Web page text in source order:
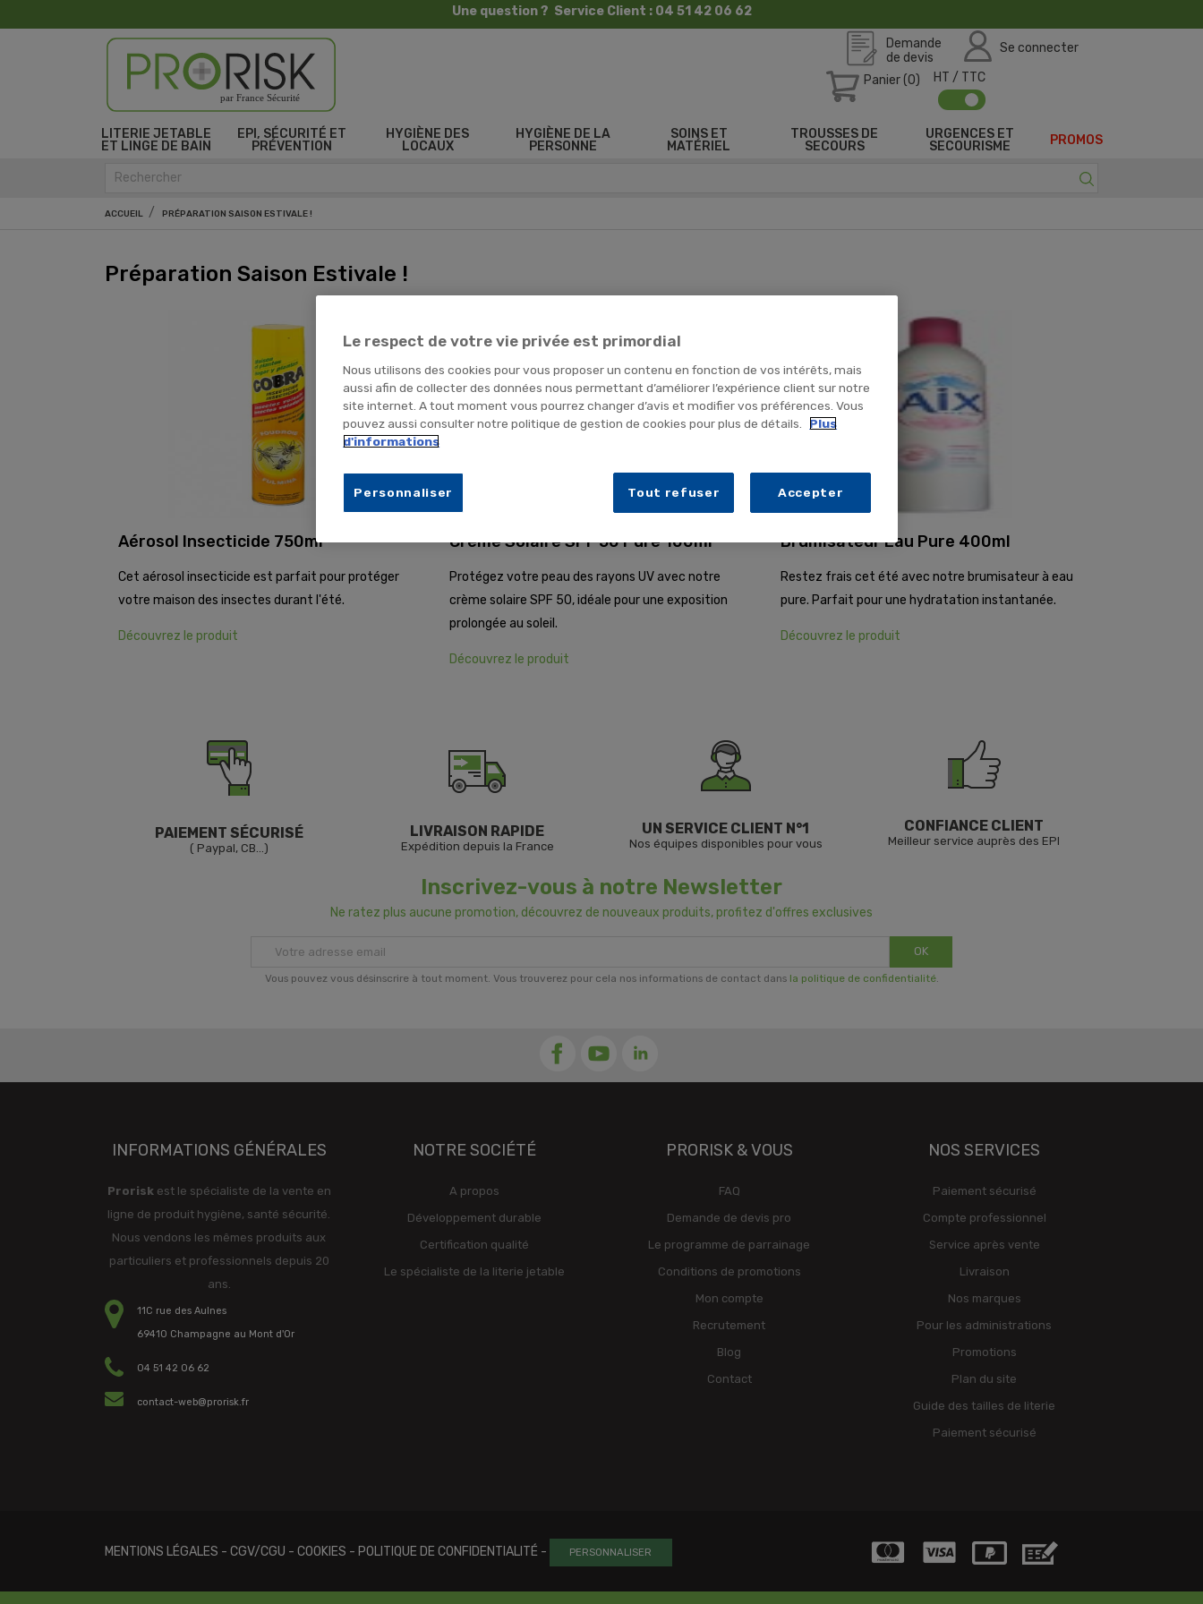
Une question ? Service Client : 04 51 42 06 62
par France Sécurité
Demande
de devis
Se connecter
Panier (0) HT / TTC
LITERIE JETABLE
ET LINGE DE BAIN
EPI, SÉCURITÉ ET
PRÉVENTION
HYGIÈNE DES
LOCAUX
HYGIÈNE DE LA
PERSONNE
SOINS ET
MATÉRIEL
TROUSSES DE
SECOURS
URGENCES ET
SECOURISME
PROMOS
ACCUEIL PRÉPARATION SAISON ESTIVALE !
Préparation Saison Estivale !
Aérosol Insecticide 750ml
Cet aérosol insecticide est parfait pour protéger
votre maison des insectes durant l'été.
Découvrez le produit
Crème Solaire SPF 50 Pure 100ml
Protégez votre peau des rayons UV avec notre
crème solaire SPF 50, idéale pour une exposition
prolongée au soleil.
Découvrez le produit
Brumisateur Eau Pure 400ml
Restez frais cet été avec notre brumisateur à eau
pure. Parfait pour une hydratation instantanée.
Découvrez le produit
PAIEMENT SÉCURISÉ
( Paypal, CB...)
LIVRAISON RAPIDE
Expédition depuis la France
UN SERVICE CLIENT N°1
Nos équipes disponibles pour vous
CONFIANCE CLIENT
Meilleur service auprès des EPI
Inscrivez-vous à notre Newsletter
Ne ratez plus aucune promotion, découvrez de nouveaux produits, profitez d'offres exclusives
OK
Vous pouvez vous désinscrire à tout moment. Vous trouverez pour cela nos informations de contact dans la politique de confidentialité.
INFORMATIONS GÉNÉRALES
Proriskest le spécialiste de la vente en
ligne de produit hygiène, santé sécurité.
Nous vendons les mêmes produits aux
particuliers et professionnels depuis 20
ans.
11C rue des Aulnes
69410 Champagne au Mont d'Or
04 51 42 06 62
contact-web@prorisk.fr
NOTRE SOCIÉTÉ
A propos
Développement durable
Certification qualité
Le spécialiste de la literie jetable
PRORISK & VOUS
FAQ
Demande de devis pro
Le programme de parrainage
Conditions de promotions
Mon compte
Recrutement
Blog
Contact
NOS SERVICES
Paiement sécurisé
Compte professionnel
Service après vente
Livraison
Nos marques
Pour les administrations
Promotions
Plan du site
Guide des tailles de literie
Paiement sécurisé
MENTIONS LÉGALES - CGV/CGU - COOKIES - POLITIQUE DE CONFIDENTIALITÉ - PERSONNALISER
Le respect de votre vie privée est primordial
Nous utilisons des cookies pour vous proposer un contenu en fonction de vos intérêts, mais
aussi afin de collecter des données nous permettant d’améliorer l’expérience client sur notre
site internet. A tout moment vous pourrez changer d’avis et modifier vos préférences. Vous
pouvez aussi consulter notre politique de gestion de cookies pour plus de détails.
Plus
d'informations
Personnaliser Tout refuser Accepter